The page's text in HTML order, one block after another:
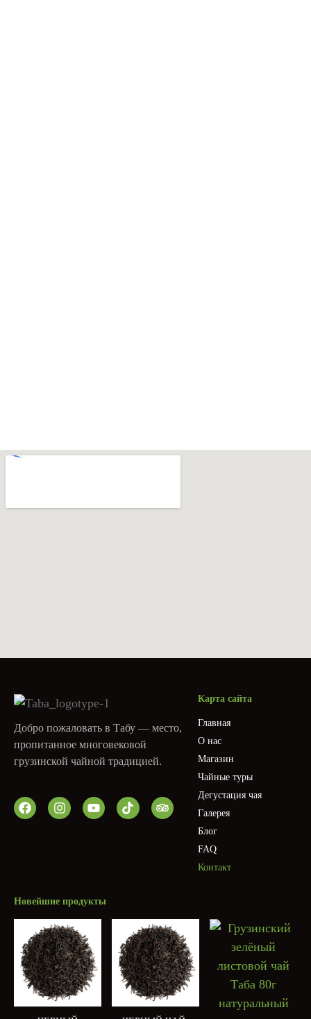
Добро пожаловать в Табу — место,
пропитанное многовековой
грузинской чайной традицией.
Карта сайта
Главная
О нас
Магазин
Чайные туры
Дегустация чая
Галерея
Блог
FAQ
Контакт
Новейшие продукты